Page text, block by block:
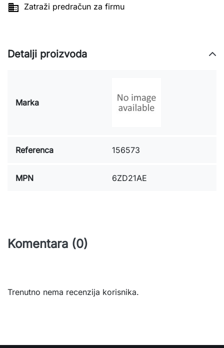
 Zatraži predračun za firmu
Detalji proizvoda
Marka
Referenca 156573
MPN 6ZD21AE
Komentara (0)
Trenutno nema recenzija korisnika.